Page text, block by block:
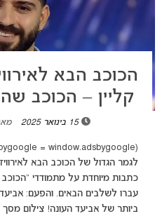
קליין – הכוכב
15 בינואר 2025
כתבות מיוחדת על מתמודדי "הכוכב
עברו לשלבים הבאים. והפעם: אביעד